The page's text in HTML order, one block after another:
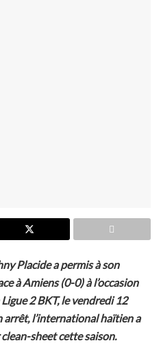
Placide a permis à son
à Amiens (0-0) à l’occasion
2 BKT, le vendredi 12
arrêt, l’international haïtien a
sheet cette saison.